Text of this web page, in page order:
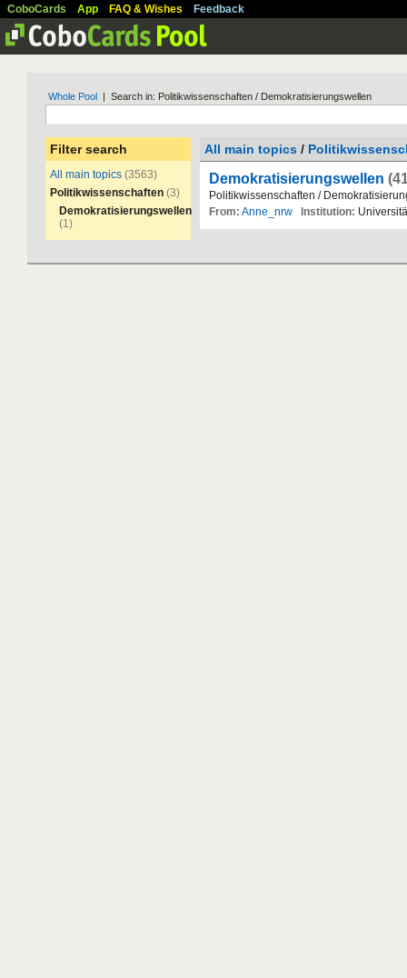
CoboCards App FAQ & Wishes Feedback
Whole Pool | Search in: Politikwissenschaften / Demokratisierungswellen
Filter search
All main topics (3563)
Politikwissenschaften (3)
Demokratisierungswellen
(1)
All main topics /
Demokratisierungswellen
Politikwissenschaften /
From: Anne_nrw Institution: Universitä